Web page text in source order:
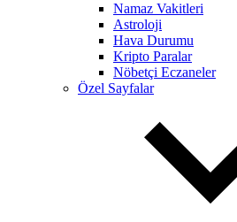
Namaz Vakitleri
Astroloji
Hava Durumu
Kripto Paralar
Nöbetçi Eczaneler
Özel Sayfalar